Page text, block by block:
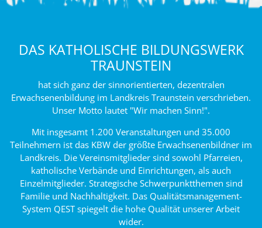
DAS KATHOLISCHE BILDUNGSWERK
TRAUNSTEIN
hat sich ganz der sinnorientierten, dezentralen
Erwachsenenbildung im Landkreis Traunstein verschrieben.
Unser Motto lautet "Wir machen Sinn!".
Mit insgesamt 1.200 Veranstaltungen und 35.000
Teilnehmern ist das KBW der größte Erwachsenenbildner im
Landkreis. Die Vereinsmitglieder sind sowohl Pfarreien,
katholische Verbände und Einrichtungen, als auch
Einzelmitglieder. Strategische Schwerpunktthemen sind
Familie und Nachhaltigkeit. Das Qualitätsmanagement-
System QEST spiegelt die hohe Qualität unserer Arbeit
wider.